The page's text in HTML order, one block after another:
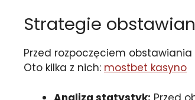
Strategie
Przed rozpoczęciem
Oto kilka z nich: mostbet kasyno